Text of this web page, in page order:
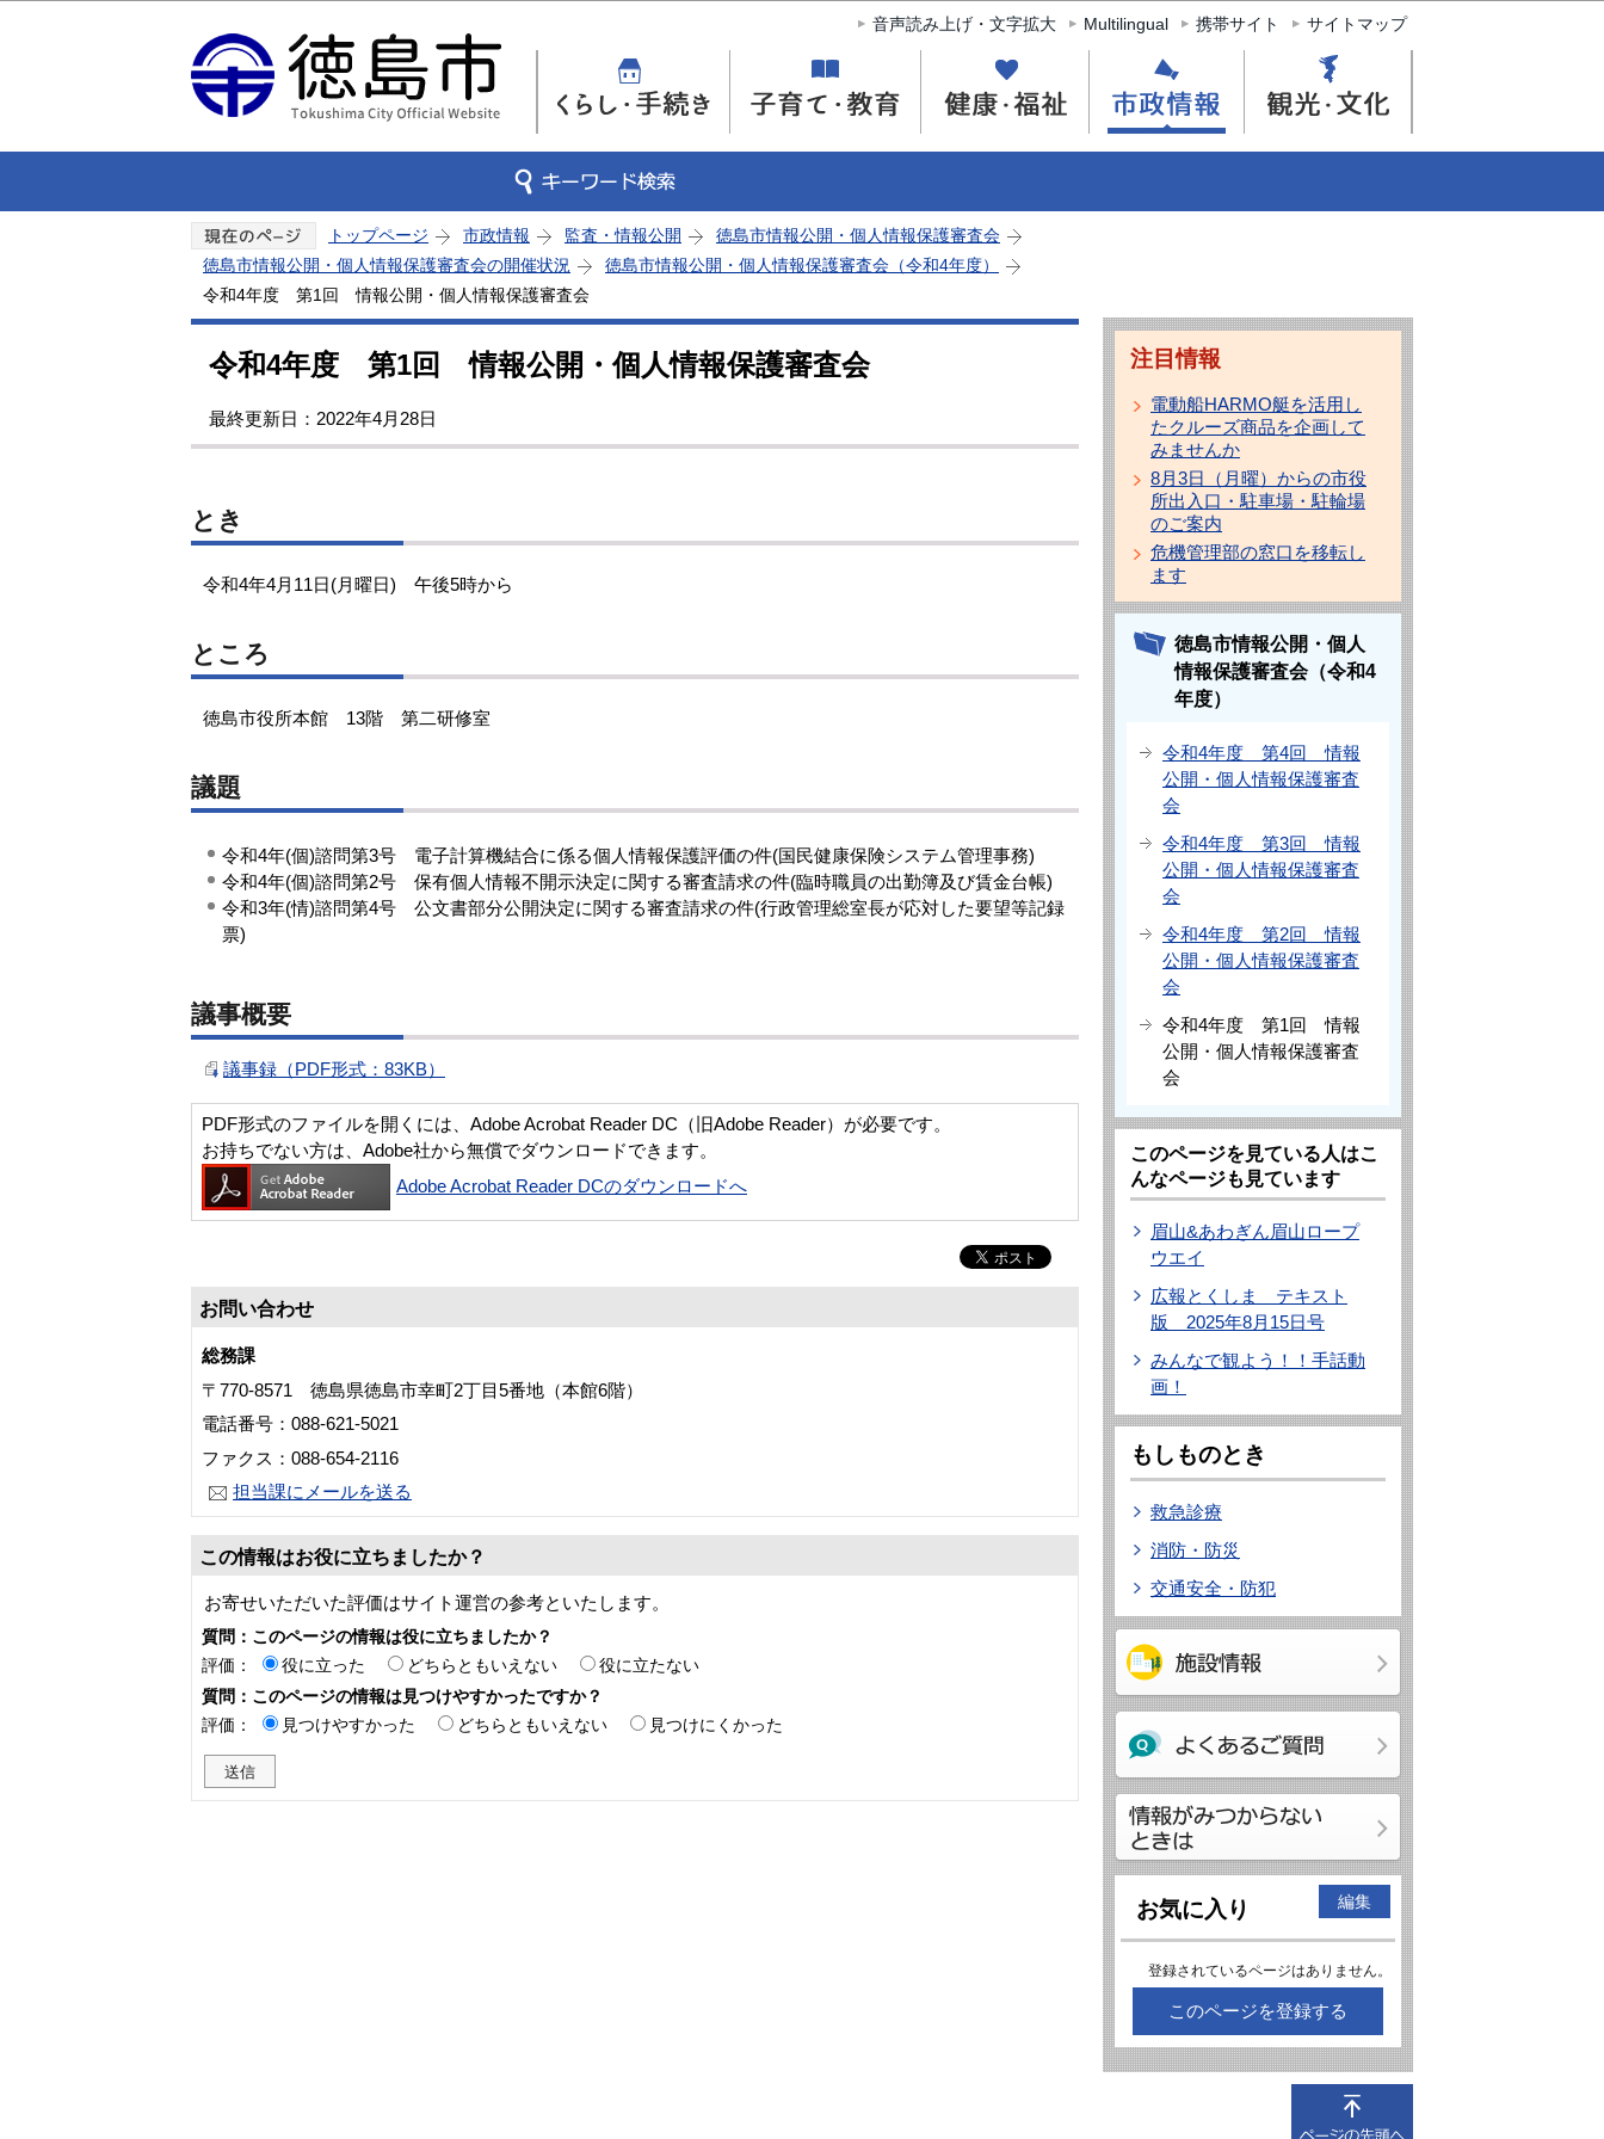
このページの本文へ移動
音声読み上げ・文字拡大 Multilingual 携帯サイト サイトマップ
トップページ 市政情報 監査・情報公開
徳島市情報公開・個人情報保護審査会
徳島市情報公開・個人情報保護審査会の開催状況
徳島市情報公開・個人情報保護審査会（令和4年度）
令和4年度 第1回 情報公開・個人情報保護審査会
令和4年度 第1回 情報公開・個人情報保護審査会
最終更新日：2022年4月28日
とき
令和4年4月11日(月曜日) 午後5時から
ところ
徳島市役所本館 13階 第二研修室
議題
令和4年(個)諮問第3号 電子計算機結合に係る個人情報保護評価の件(国民健康保険システム管理事務)
令和4年(個)諮問第2号 保有個人情報不開示決定に関する審査請求の件(臨時職員の出勤簿及び賃金台帳)
令和3年(情)諮問第4号 公文書部分公開決定に関する審査請求の件(行政管理総室長が応対した要望等記録
票)
議事概要
議事録（PDF形式：83KB）
PDF形式のファイルを開くには、Adobe Acrobat Reader DC（旧Adobe Reader）が必要です。
お持ちでない方は、Adobe社から無償でダウンロードできます。
Adobe Acrobat Reader DCのダウンロードへ
お問い合わせ
総務課
〒770-8571 徳島県徳島市幸町2丁目5番地（本館6階）
電話番号：088-621-5021
ファクス：088-654-2116
担当課にメールを送る
この情報はお役に立ちましたか？
お寄せいただいた評価はサイト運営の参考といたします。
質問：このページの情報は役に立ちましたか？
評価：
役に立った どちらともいえない
役に立たない
質問：このページの情報は見つけやすかったですか？
評価：
見つけやすかった どちらともいえない 見つけにくかった
注目情報
電動船HARMO艇を活用し
たクルーズ商品を企画して
みませんか
8月3日（月曜）からの市役
所出入口・駐車場・駐輪場
のご案内
危機管理部の窓口を移転し
ます
徳島市情報公開・個人
情報保護審査会（令和4
年度）
令和4年度 第4回 情報
公開・個人情報保護審査
会
令和4年度 第3回 情報
公開・個人情報保護審査
会
令和4年度 第2回 情報
公開・個人情報保護審査
会
令和4年度 第1回 情報
公開・個人情報保護審査
会
このページを見ている人はこ
んなページも見ています
眉山&あわぎん眉山ロープ
ウエイ
広報とくしま テキスト
版 2025年8月15日号
みんなで観よう！！手話動
画！
もしものとき
救急診療
消防・防災
交通安全・防犯
お気に入り 編集
登録されているページはありません。
このページを登録する